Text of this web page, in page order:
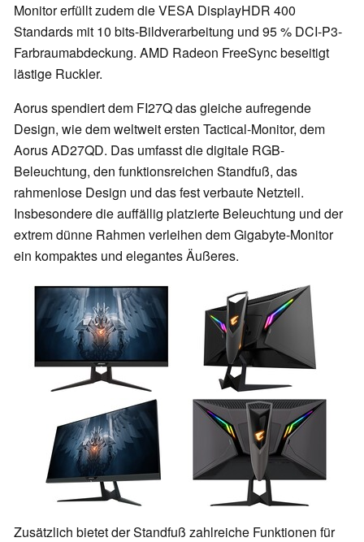
Monitor erfüllt zudem die VESA DisplayHDR 400
Standards mit 10 bits-Bildverarbeitung und 95 % DCI-P3-
Farbraumabdeckung. AMD Radeon FreeSync beseitigt
lästige Ruckler.
Aorus spendiert dem FI27Q das gleiche aufregende
Design, wie dem weltweit ersten Tactical-Monitor, dem
Aorus AD27QD. Das umfasst die digitale RGB-
Beleuchtung, den funktionsreichen Standfuß, das
rahmenlose Design und das fest verbaute Netzteil.
Insbesondere die auffällig platzierte Beleuchtung und der
extrem dünne Rahmen verleihen dem Gigabyte-Monitor
ein kompaktes und elegantes Äußeres.
Zusätzlich bietet der Standfuß zahlreiche Funktionen für